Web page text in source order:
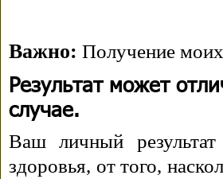
Важно: Получение моих
Результат может
случае.
Ваш личный
здоровья, от того,